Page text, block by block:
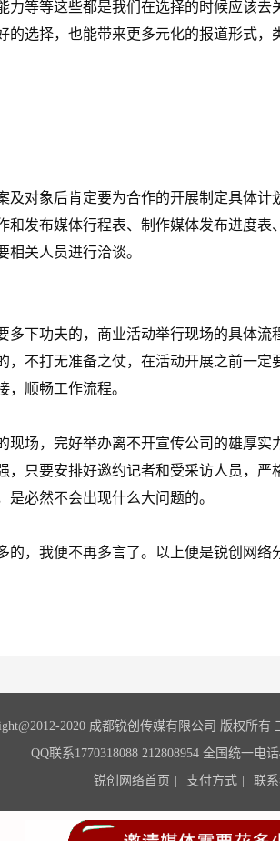
力等等这些都是我们在选择的时候应该去
的选择，也能带来更多元化的报道形式，
对象后肯定要为合作的开展制定具体计
和发布媒体行程表、制作媒体发布进度表
关人员进行洽谈。
下功夫的，商业活动举行现场的具体流
，不打无准备之仗，在活动开展之前一定
顺畅工作流程。
场，完好举办离不开宣传公司的雄厚实
，只要安排好邀约记者和受采访人员，严
必然不会出现什么大问题的。
，我便不再多言了。以上便是锐创网络
2020 成都锐创传媒有限公司 版权所有
QQ联系1770318088 212808954 全国统一电话
锐创网络首页 支付方式 联